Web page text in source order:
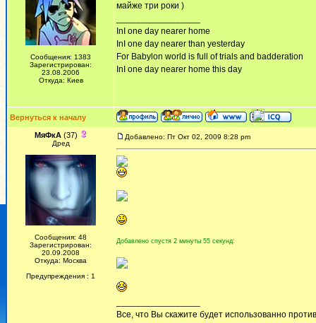
Сообщения: 1383
Зарегистрирован:
23.08.2006
Откуда: Киев
майже три роки )
InI one day nearer home
InI one day nearer than yesterday
For Babylon world is full of trials and badderation
InI one day nearer home this day
Вернуться к началу
МяФкА(37)
Дред
Сообщения: 48
Зарегистрирован:
20.09.2008
Откуда: Москва
Предупреждения : 1
Добавлено: Пт Окт 02, 2009 8:28 pm
Добавлено спустя 2 минуты 55 секунд:
Все, что Вы скажите будет использованно